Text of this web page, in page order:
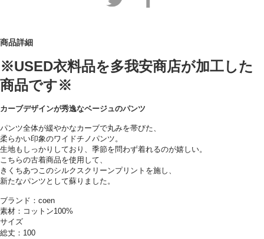
商品詳細
※USED衣料品を多我安商店が加工した
商品です※
カーブデザインが秀逸なベージュのパンツ
パンツ全体が緩やかなカーブで丸みを帯びた、
柔らかい印象のワイドチノパンツ。
生地もしっかりしており、季節を問わず着れるのが嬉しい。
こちらの古着商品を使用して、
きくちあつこのシルクスクリーンプリントを施し、
新たなパンツとして蘇りました。
ブランド：coen
素材：コットン100%
サイズ
総丈：100